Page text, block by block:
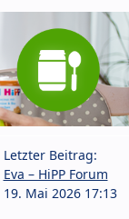
Letzter Beitrag:
Eva – HiPP Forum
19. Mai 2026 17:13